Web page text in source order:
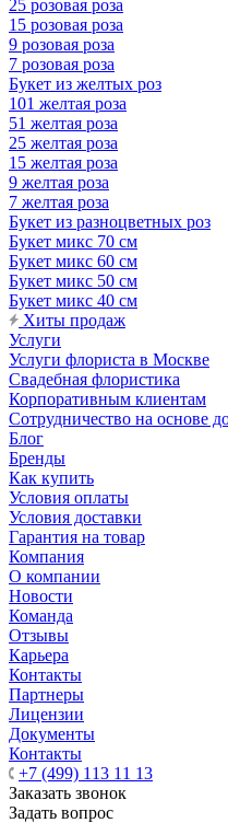
25 розовая роза
15 розовая роза
9 розовая роза
7 розовая роза
Букет из желтых роз
101 желтая роза
51 желтая роза
25 желтая роза
15 желтая роза
9 желтая роза
7 желтая роза
Букет из разноцветных роз
Букет микс 70 см
Букет микс 60 см
Букет микс 50 см
Букет микс 40 см
Хиты продаж
Услуги
Услуги флориста в Москве
Свадебная флористика
Корпоративным клиентам
Сотрудничество на основе
Блог
Бренды
Как купить
Условия оплаты
Условия доставки
Гарантия на товар
Компания
О компании
Новости
Команда
Отзывы
Карьера
Контакты
Партнеры
Лицензии
Документы
Контакты
+7 (499) 113 11 13
Заказать звонок
Задать вопрос